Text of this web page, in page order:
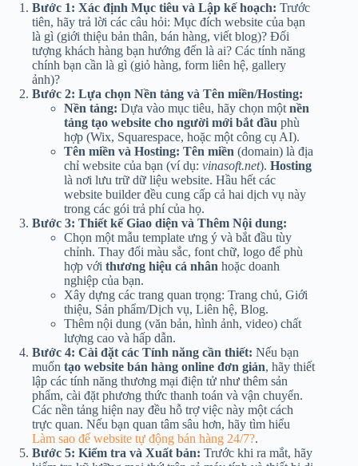
Bước 1: Xác định Mục tiêu và Lập kế hoạch: Trước
tiên, hãy trả lời các câu hỏi: Mục đích website của bạn
là gì (giới thiệu bản thân, bán hàng, viết blog)? Đối
tượng khách hàng bạn hướng đến là ai? Các tính năng
chính bạn cần là gì (giỏ hàng, form liên hệ, gallery
ảnh)?
Bước 2: Lựa chọn Nền tảng và Tên miền/Hosting:
Nền tảng: Dựa vào mục tiêu, hãy chọn một nền
tảng tạo website cho người mới bắt đầu phù
hợp (Wix, Squarespace, hoặc một công cụ AI).
Tên miền và Hosting: Tên miền (domain) là địa
chỉ website của bạn (ví dụ: vinasoft.net). Hosting
là nơi lưu trữ dữ liệu website. Hầu hết các
website builder đều cung cấp cả hai dịch vụ này
trong các gói trả phí của họ.
Bước 3: Thiết kế Giao diện và Thêm Nội dung:
Chọn một mẫu template ưng ý và bắt đầu tùy
chỉnh. Thay đổi màu sắc, font chữ, logo để phù
hợp với thương hiệu cá nhân hoặc doanh
nghiệp của bạn.
Xây dựng các trang quan trọng: Trang chủ, Giới
thiệu, Sản phẩm/Dịch vụ, Liên hệ, Blog.
Thêm nội dung (văn bản, hình ảnh, video) chất
lượng cao và hấp dẫn.
Bước 4: Cài đặt các Tính năng cần thiết: Nếu bạn
muốn tạo website bán hàng online đơn giản, hãy thiết
lập các tính năng thương mại điện tử như thêm sản
phẩm, cài đặt phương thức thanh toán và vận chuyển.
Các nền tảng hiện nay đều hỗ trợ việc này một cách
trực quan. Nếu bạn quan tâm sâu hơn, hãy tìm hiểu
Làm sao để website tự động bán hàng 24/7?.
Bước 5: Kiểm tra và Xuất bản: Trước khi ra mắt, hãy